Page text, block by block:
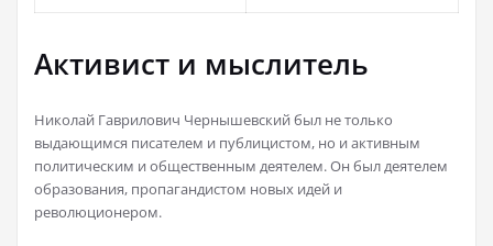
Активист и мыслитель
Николай Гаврилович Чернышевский был не только
выдающимся писателем и публицистом, но и активным
политическим и общественным деятелем. Он был деятелем
образования, пропагандистом новых идей и
революционером.